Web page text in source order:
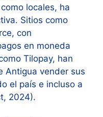
locales, ha
Sitios como
con
en moneda
Tilopay, han
Antigua vender sus
el país e incluso a
2024).